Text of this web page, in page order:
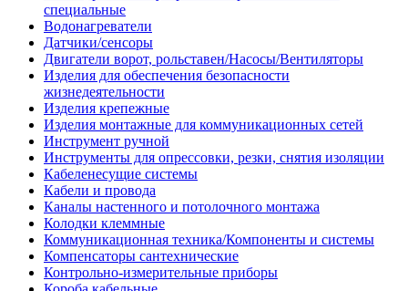
специальные
Водонагреватели
Датчики/сенсоры
Двигатели ворот, рольставен/Насосы/Вентиляторы
Изделия для обеспечения безопасности
жизнедеятельности
Изделия крепежные
Изделия монтажные для коммуникационных сетей
Инструмент ручной
Инструменты для опрессовки, резки, снятия изоляции
Кабеленесущие системы
Кабели и провода
Каналы настенного и потолочного монтажа
Колодки клеммные
Коммуникационная техника/Компоненты и системы
Компенсаторы сантехнические
Контрольно-измерительные приборы